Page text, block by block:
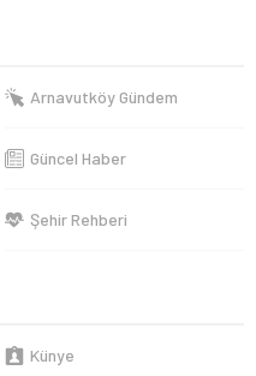
Arnavutköy Gündem
Güncel Haber
Şehir Rehberi
Künye